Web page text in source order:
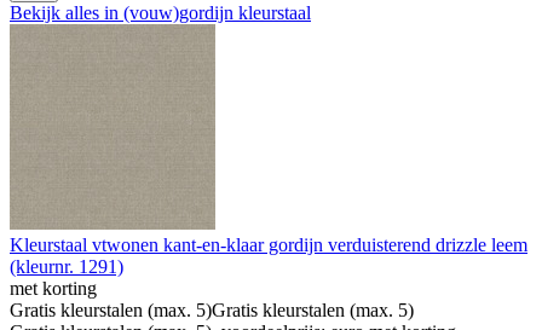
Bekijk alles in (vouw)gordijn kleurstaal
Kleurstaal vtwonen kant-en-klaar gordijn verduisterend drizzle leem
(kleurnr. 1291)
met korting
Gratis kleurstalen (max. 5)Gratis kleurstalen (max. 5)